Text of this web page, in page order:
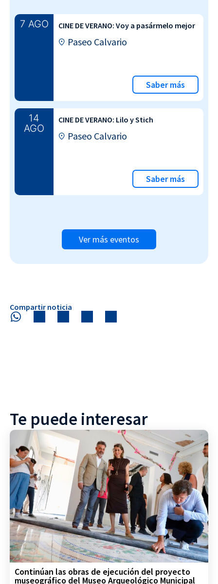
7 AGO CINE DE VERANO: Voy a pasármelo mejor
Paseo Calvario
Saber más
14
AGO
CINE DE VERANO: Lilo y Stich
Paseo Calvario
Saber más
Ver más eventos
Compartir noticia
Te puede interesar
Continúan las obras de ejecución del proyecto
museográfico del Museo Arqueológico Municipal